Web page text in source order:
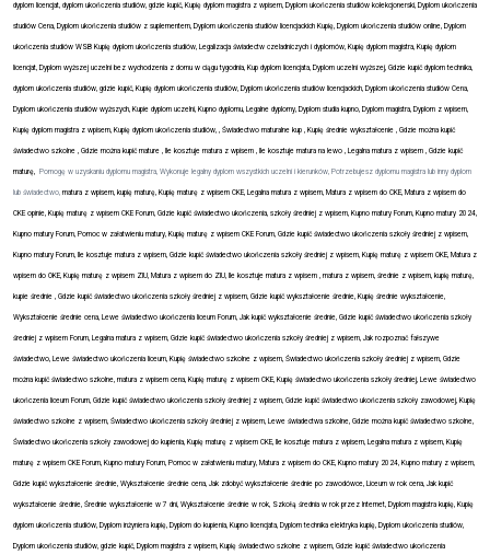
dyplom licencjat, dyplom ukończenia studiów, gdzie kupić, Kupię dyplom magistra z wpisem, Dyplom ukończenia studiów kolekcjonerski, Dyplom ukończenia
studiów Cena, Dyplom ukończenia studiów z suplementem, Dyplom ukończenia studiów licencjackich Kupię, Dyplom ukończenia studiów online, Dyplom
ukończenia studiów WSB Kupię dyplom ukończenia studiów, Legalizacja świadectw czeladniczych i dyplomów, Kupię dyplom magistra, Kupię dyplom
licencjat, Dyplom wyższej uczelni bez wychodzenia z domu w ciągu tygodnia, Kup dyplom licencjata, Dyplom uczelni wyższej, Gdzie kupić dyplom technika,
dyplom ukończenia studiów, gdzie kupić, Kupię dyplom ukończenia studiów, Dyplom ukończenia studiów licencjackich, Dyplom ukończenia studiów Cena,
Dyplom ukończenia studiów wyższych, Kupie dyplom uczelni, Kupno dyplomu, Legalne dyplomy, Dyplom studia kupno, Dyplom magistra, Dyplom z wpisem,
Kupię dyplom magistra z wpisem, Kupię dyplom ukończenia studiów, , Świadectwo maturalne kup , Kupię średnie wykształcenie , Gdzie można kupić
świadectwo szkolne , Gdzie można kupić mature , Ile kosztuje matura z wpisem , Ile kosztuje matura na lewo , Legalna matura z wpisem , Gdzie kupić
maturę, Pomogę w uzyskaniu dyplomu magistra, Wykonuje legalny dyplom wszystkich uczelni i kierunków, Potrzebujesz dyplomu magistra lub inny dyplom
lub świadectwo, matura z wpisem, kupię maturę, Kupię maturę z wpisem CKE, Legalna matura z wpisem, Matura z wpisem do CKE, Matura z wpisem do
CKE opinie, Kupię maturę z wpisem CKE Forum, Gdzie kupić świadectwo ukończenia, szkoły średniej z wpisem, Kupno matury Forum, Kupno matury 2024,
Kupno matury Forum, Pomoc w załatwieniu matury, Kupię maturę z wpisem CKE Forum, Gdzie kupić świadectwo ukończenia szkoły średniej z wpisem,
Kupno matury Forum, Ile kosztuje matura z wpisem, Gdzie kupić świadectwo ukończenia szkoły średniej z wpisem, Kupię maturę z wpisem OKE, Matura z
wpisem do OKE, Kupię maturę z wpisem ZIU, Matura z wpisem do ZIU, Ile kosztuje matura z wpisem , matura z wpisem, średnie z wpisem, kupię maturę,
kupie średnie , Gdzie kupić świadectwo ukończenia szkoły średniej z wpisem, Gdzie kupić wykształcenie średnie, Kupię średnie wykształcenie,
Wykształcenie średnie cena, Lewe świadectwo ukończenia liceum Forum, Jak kupić wykształcenie średnie, Gdzie kupić świadectwo ukończenia szkoły
średniej z wpisem Forum, Legalna matura z wpisem, Gdzie kupić świadectwo ukończenia szkoły średniej z wpisem, Jak rozpoznać fałszywe
świadectwo, Lewe świadectwo ukończenia liceum, Kupię świadectwo szkolne z wpisem, Świadectwo ukończenia szkoły średniej z wpisem, Gdzie
można kupić świadectwo szkolne, matura z wpisem cena, Kupię maturę z wpisem CKE, Kupię świadectwo ukończenia szkoły średniej, Lewe świadectwo
ukończenia liceum Forum, Gdzie kupić świadectwo ukończenia szkoły średniej z wpisem, Gdzie kupić świadectwo ukończenia szkoły zawodowej, Kupię
świadectwo szkolne z wpisem, Świadectwo ukończenia szkoły średniej z wpisem, Lewe świadectwa szkolne, Gdzie można kupić świadectwo szkolne,
Świadectwo ukończenia szkoły zawodowej do kupienia, Kupię maturę z wpisem CKE, Ile kosztuje matura z wpisem, Legalna matura z wpisem, Kupię
maturę z wpisem CKE Forum, Kupno matury Forum, Pomoc w załatwieniu matury, Matura z wpisem do CKE, Kupno matury 2024, Kupno matury z wpisem,
Gdzie kupić wykształcenie średnie, Wykształcenie średnie cena, Jak zdobyć wykształcenie średnie po zawodówce, Liceum w rok cena, Jak kupić
wykształcenie średnie, Średnie wykształcenie w 7 dni, Wykształcenie średnie w rok, Szkołą średnia w rok przez Internet, Dyplom magistra kupię, Kupię
dyplom ukończenia studiów, Dyplom inżyniera kupię, Dyplom do kupienia, Kupno licencjata, Dyplom technika elektryka kupię, Dyplom ukończenia studiów,
Dyplom ukończenia studiów, gdzie kupić, Dyplom magistra z wpisem, Kupię świadectwo szkolne z wpisem, Gdzie kupić świadectwo ukończenia